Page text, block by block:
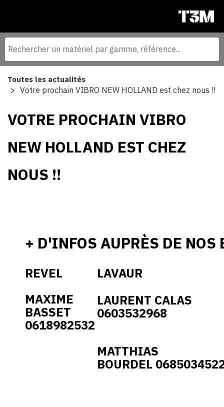
Toutes les actualités
Votre prochain VIBRO NEW HOLLAND est chez nous !!
VOTRE PROCHAIN VIBRO
NEW HOLLAND EST CHEZ
NOUS !!
+ D'INFOS AUPRÈS DE NOS
REVEL
LAVAUR
MAXIME
BASSET
0618982532
LAURENT CALAS
0603532968
MATTHIAS
BOURDEL